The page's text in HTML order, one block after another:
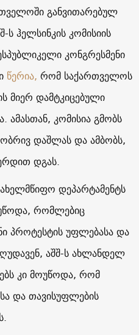
განვითარებულ
ს ჰელსინკის კომისიის
კონგრესმენი
წერია, რომ საქართველოს
მიერ დამტკიცებული
კომისია გმობს
დაშლას და ამბობს,
დგას.
დეპარტამენტს
რომლებიც
პროტესტის უფლებასა და
აშშ-ს ახლანდელ
კი მოუწოდა, რომ
და თავისუფლების